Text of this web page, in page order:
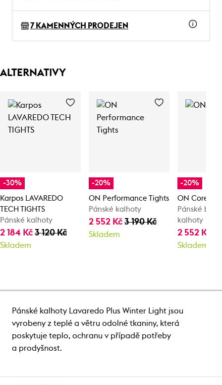
7 KAMENNÝCH PRODEJEN
ALTERNATIVY
-30%
Karpos LAVAREDO
TECH TIGHTS
Pánské kalhoty
2 184 Kč 3 120 Kč
Skladem
-20%
ON Performance Tights
Pánské kalhoty
2 552 Kč3 190 Kč
Skladem
-20%
ON Core
Pánské
kalhoty
2 552 Kč
Skladem
Pánské kalhoty Lavaredo Plus Winter Light jsou
vyrobeny z teplé a větru odolné tkaniny, která
poskytuje teplo, ochranu v případě potřeby
a prodyšnost.